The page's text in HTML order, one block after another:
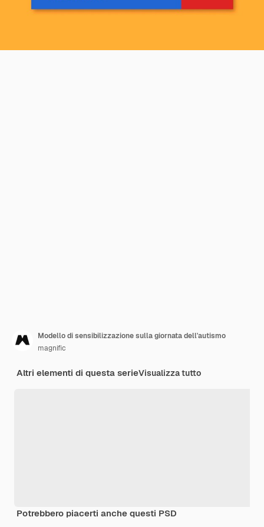
Modello di sensibilizzazione sulla giornata dell'autismo
magnific
Altri elementi di questa serieVisualizza tutto
Potrebbero piacerti anche questi PSD